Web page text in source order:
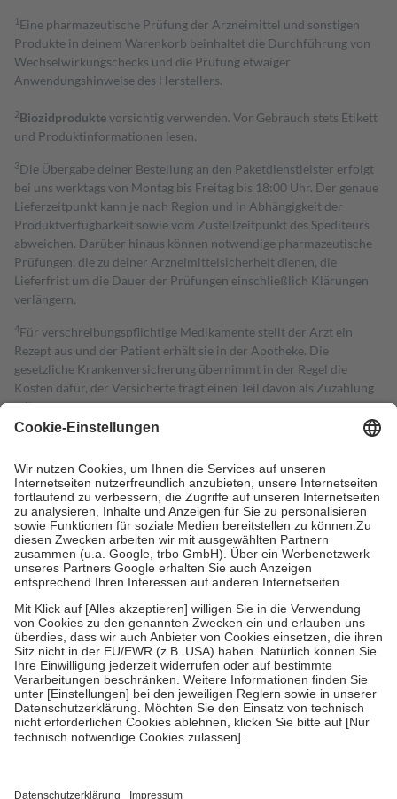
1 Eine pharmazeutische Prüfung der Arzneimittel und sonstigen
Produkte in deinem Warenkorb beinhaltet die Durchführung von
Wechselwirkungschecks und die Prüfung etwaiger
Anwendungshinweise des Herstellers.
2Biozidproduktevorsichtig verwenden. Vor Gebrauch stets Etikett
und Produktinformationen lesen.
3Die Übergabe deiner Bestellung an den Paketdienstleister erfolgt
bei uns werktags von Montag bis Freitag bis 18:00 Uhr. Der genaue
Lieferzeitpunkt kann je nach Region und in Abhängigkeit der
Produktverfügbarkeit sowie vom Zustellzeitpunkt des Spediteurs
abweichen. Darüber hinaus können notwendige pharmazeutische
Prüfungen, die zu deiner Arzneimittelsicherheit dienen, die
Lieferfrist um die Dauer der Prüfungen einschließlich Klärungen
verlängern.
4Für verschreibungspflichtige Medikamente stellt der Arzt ein
Rezept aus und der Patient erhält sie in der Apotheke. Die
gesetzliche Krankenversicherung übernimmt in der Regel die
Kosten dafür, der Versicherte trägt einen Teil davon als Zuzahlung
mit.
Grundsätzlich leisten Mitglieder Zuzahlungen in Höhe von zehn
höchstens zehn Euro.
Es sind jedoch nie mehr als die tatsächlichen
Kosten der Leistung zu entrichten.
Diese Regeln gelten grundsätzlich auch für Online-Apotheken.
Bei Heilmitteln und häuslicher Krankenpflege beträgt die
Zuzahlung zehn Prozent der Kosten sowie zehn Euro je
Verordnung.
Um das Engagement der Versicherten für ihre eigene Gesundheit zu
stärken und die besondere Stellung der Familie zu unterstützen,
fallenkeine Zuzahlungenan bei:
• Kindern und Jugendlichen bis zum vollendeten 18. Lebensjahr
mit Ausnahme der Fahrkosten
• Untersuchungen zur Vorsorge und Früherkennung, die von der
GKV getragen werden
• empfohlenen Schutzimpfungen
• Harn- und Blutteststreifen
getroffen, um sicherzustellen, dass es sich um echte Bewertungen